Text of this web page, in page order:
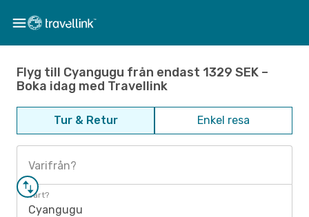
Flyg till Cyangugu från endast 1329 SEK –
Boka idag med Travellink
Tur & Retur Enkel resa
Varifrån?
Vart?
Cyangugu